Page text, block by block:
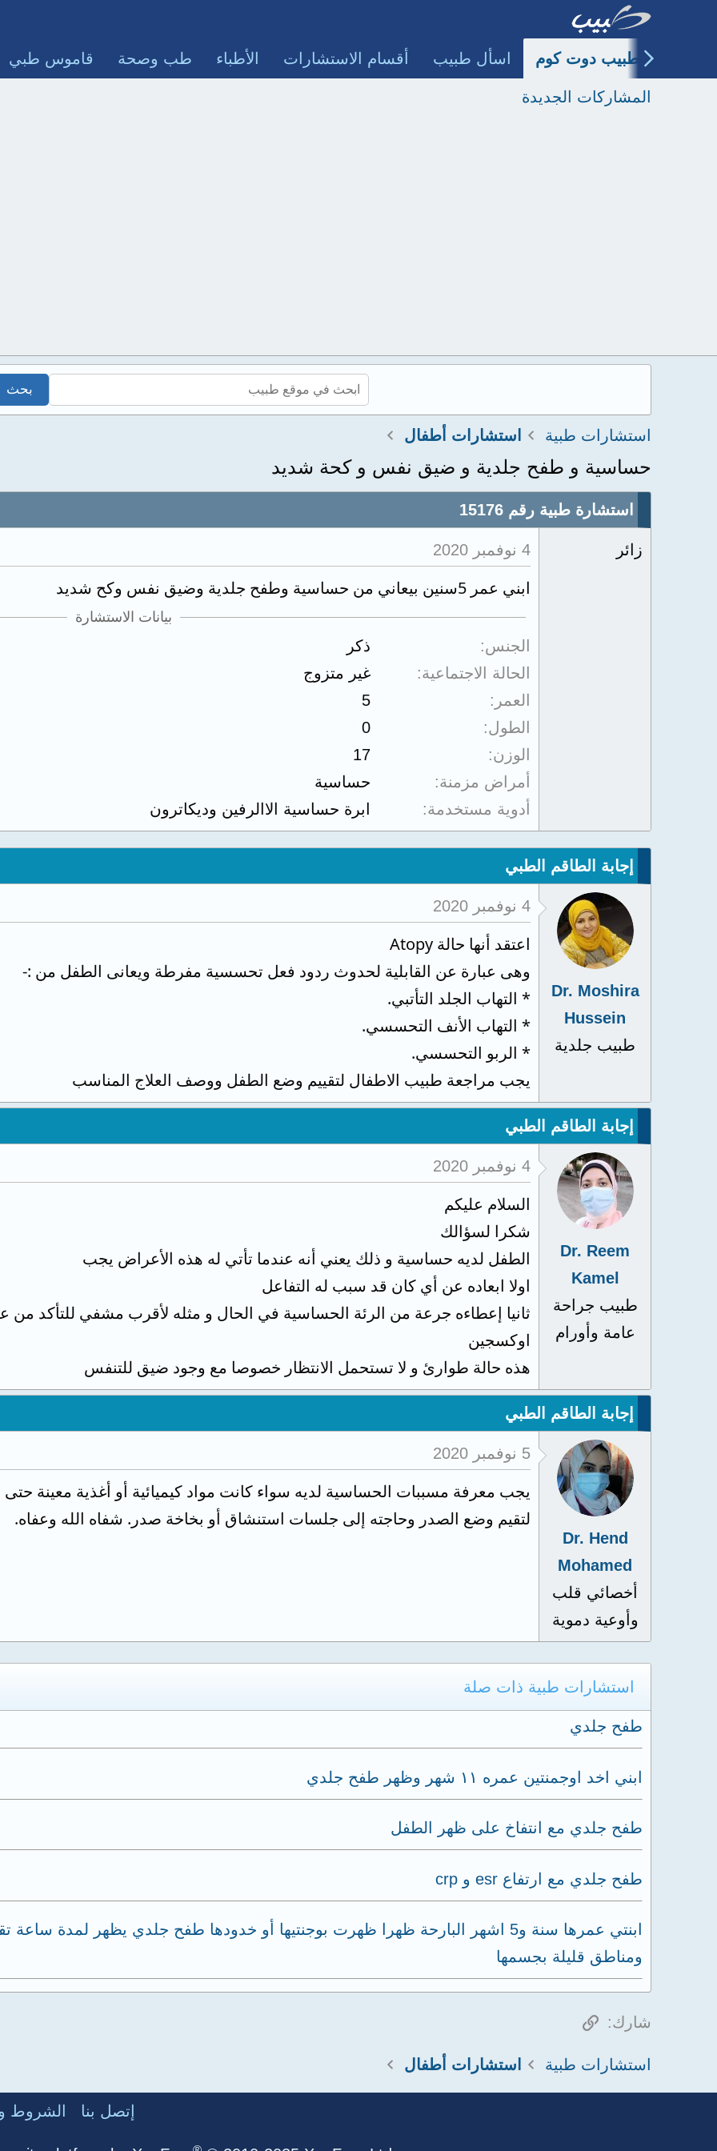
طبيب دوت كوم اسأل طبيب أقسام الاستشارات الأطباء طب وصحة قاموس طبي
المشاركات الجديدة
استشارات طبية استشارات أطفال
حساسية و طفح جلدية و ضيق نفس و كحة شديد
استشارة طبية رقم 15176
زائر 4 نوفمبر 2020
ابني عمر 5سنين بيعاني من حساسية وطفح جلدية وضيق نفس وكح شديد
بيانات الاستشارة
الجنس
ذكر
الحالة الاجتماعية
غير متزوج
العمر
5
الطول
0
الوزن
17
أمراض مزمنة
حساسية
أدوية مستخدمة
ابرة حساسية الاالرفين وديكاترون
إجابة الطاقم الطبي
Dr. Moshira
Hussein
طبيب جلدية
4 نوفمبر 2020
اعتقد أنها حالة Atopy
وهى عبارة عن القابلية لحدوث ردود فعل تحسسية مفرطة ويعانى الطفل من :-
* التهاب الجلد التأتبي.
* التهاب الأنف التحسسي.
* الربو التحسسي.
يجب مراجعة طبيب الاطفال لتقييم وضع الطفل ووصف العلاج المناسب
إجابة الطاقم الطبي
Dr. Reem
Kamel
طبيب جراحة
عامة وأورام
4 نوفمبر 2020
السلام عليكم
شكرا لسؤالك
الطفل لديه حساسية و ذلك يعني أنه عندما تأتي له هذه الأعراض يجب
اولا ابعاده عن أي كان قد سبب له التفاعل
ثانيا إعطاءه جرعة من الرئة الحساسية في الحال و مثله لأقرب مشفي للتأكد من
اوكسجين
هذه حالة طوارئ و لا تستحمل الانتظار خصوصا مع وجود ضيق للتنفس
إجابة الطاقم الطبي
Dr. Hend
Mohamed
أخصائي قلب
وأوعية دموية
5 نوفمبر 2020
يجب معرفة مسببات الحساسية لديه سواء كانت مواد كيميائية أو أغذية معينة حتى
لتقيم وضع الصدر وحاجته إلى جلسات استنشاق أو بخاخة صدر. شفاه الله وعفاه.
استشارات طبية ذات صلة
طفح جلدي
ابني اخد اوجمنتين عمره ١١ شهر وظهر طفح جلدي
طفح جلدي مع انتفاخ على ظهر الطفل
طفح جلدي مع ارتفاع esr و crp
ابنتي عمرها سنة و5 اشهر البارحة ظهرا ظهرت بوجنتيها أو خدودها طفح جلدي يظهر لمدة
ومناطق قليلة بجسمها
شارك: الرابط
استشارات طبية استشارات أطفال
إتصل بنا الشروط